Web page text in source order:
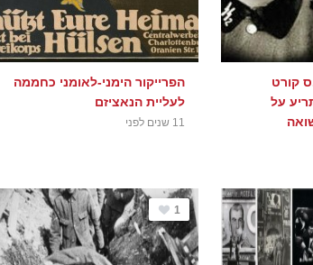
קורט
על
הפרייקור הימני-לאומני כחממה
לעליית הנאציזם
11 שנים לפני
1